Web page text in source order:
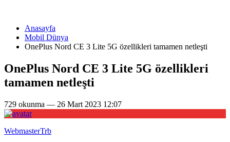
Anasayfa
Mobil Dünya
OnePlus Nord CE 3 Lite 5G özellikleri tamamen netleşti
OnePlus Nord CE 3 Lite 5G özellikleri
tamamen netleşti
729 okunma — 26 Mart 2023 12:07
WebmasterTrb